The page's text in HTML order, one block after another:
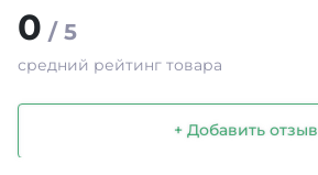
0 / 5
средний рейтинг товара
+ Добавить отзыв